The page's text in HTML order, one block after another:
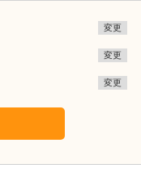
変更
変更
変更